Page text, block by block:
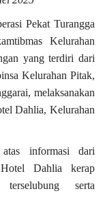
Pekat Turangga
Kelurahan
yang terdiri dari
Kelurahan Pitak,
melaksanakan
Dahlia, Kelurahan
informasi dari
Dahlia kerap
serta